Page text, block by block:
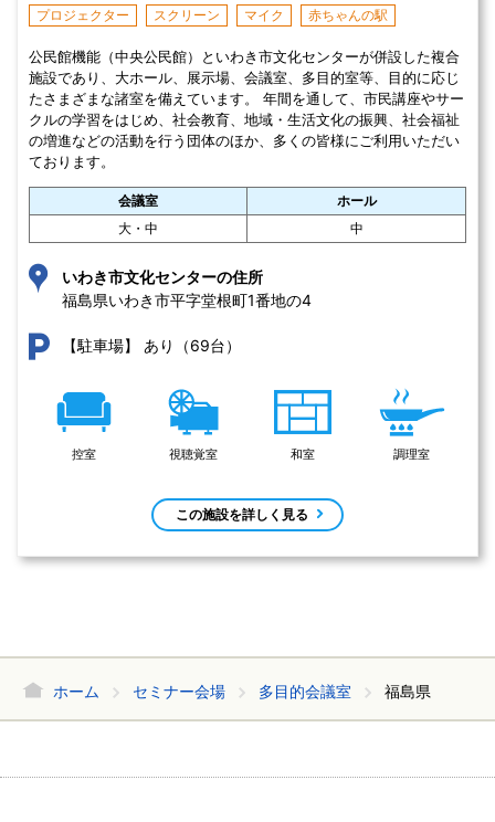
プロジェクター スクリーン マイク 赤ちゃんの駅
公民館機能（中央公民館）といわき市文化センターが併設した複合
施設であり、大ホール、展示場、会議室、多目的室等、目的に応じ
たさまざまな諸室を備えています。 年間を通して、市民講座やサー
クルの学習をはじめ、社会教育、地域・生活文化の振興、社会福祉
の増進などの活動を行う団体のほか、多くの皆様にご利用いただい
ております。
会議室
ホール
大・中
中
いわき市文化センターの住所
福島県いわき市平字堂根町1番地の4
【駐車場】 あり（69台）
控室 視聴覚室 和室 調理室
この施設を詳しく見る
ホーム セミナー会場 多目的会議室 福島県